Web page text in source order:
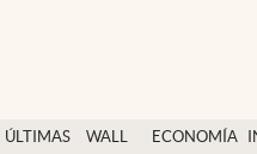
ÚLTIMAS
WALL
ECONOMÍA
Finanzas y economía